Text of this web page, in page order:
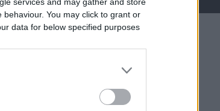
You may click to grant or
data for below specified purposes
come
le forze
ci sia
Mario Malu